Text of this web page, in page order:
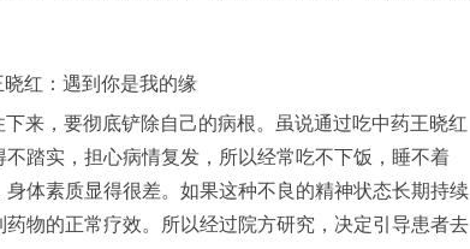
，要彻底铲除自己的病根。虽说通过吃中药王晓红
踏实，担心病情复发，所以经常吃不下饭，睡不着
体素质显得很差。如果这种不良的精神状态长期持续
物的正常疗效。所以经过院方研究，决定引导患者去